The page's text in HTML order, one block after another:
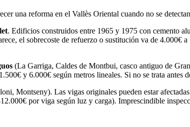
una reforma en el Vallès Oriental cuando no se
. Edificios construidos entre 1965 y 1975 con cemento
el sobrecoste de refuerzo o sustitución va de
(La Garriga, Caldes de Montbui, casco antiguo de
y 6.000€ según metros lineales. Si no se trata antes
Montseny). Las vigas originales pueden estar
por viga según luz y carga). Imprescindible